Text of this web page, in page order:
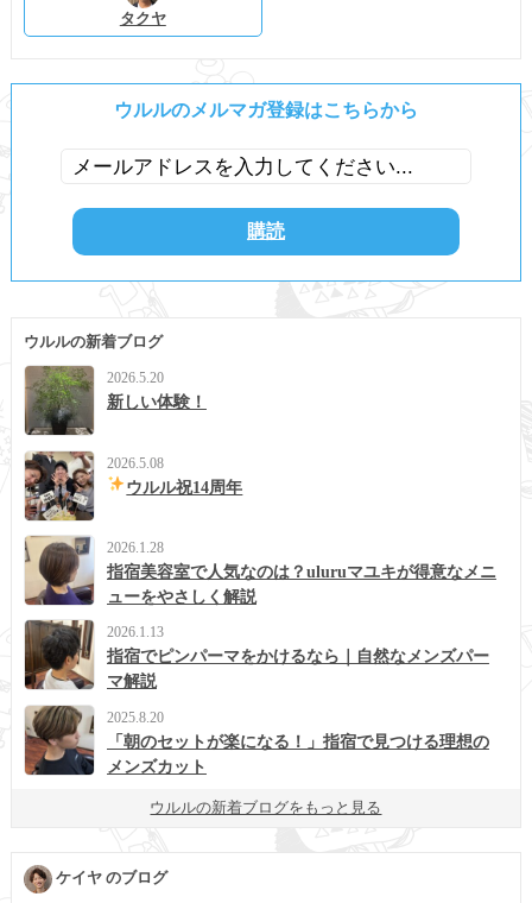
タクヤ
ウルルのメルマガ登録はこちらから
ウルルの新着ブログ
2026.5.20
新しい体験！
2026.5.08
ウルル祝14周年
2026.1.28
指宿美容室で人気なのは？uluruマユキが得意なメニ
ューをやさしく解説
2026.1.13
指宿でピンパーマをかけるなら｜自然なメンズパー
マ解説
2025.8.20
「朝のセットが楽になる！」指宿で見つける理想の
メンズカット
ウルルの新着ブログをもっと見る
ケイヤ のブログ